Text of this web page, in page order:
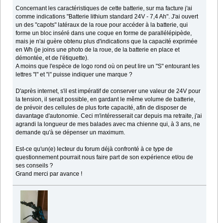
Concernant les caractéristiques de cette batterie, sur ma facture j'ai
comme indications "Batterie lithium standard 24V - 7,4 Ah". J'ai ouvert
un des "capots" latéraux de la roue pour accéder à la batterie, qui
forme un bloc inséré dans une coque en forme de parallélépipède,
mais je n'ai guère obtenu plus d'indications que la capacité exprimée
en Wh (je joins une photo de la roue, de la batterie en place et
démontée, et de l'étiquette).
A moins que l'espèce de logo rond où on peut lire un "S" entourant les
lettres "l" et "i" puisse indiquer une marque ?
D'après internet, s'il est impératif de conserver une valeur de 24V pour
la tension, il serait possible, en gardant le même volume de batterie,
de prévoir des cellules de plus forte capacité, afin de disposer de
davantage d'autonomie. Ceci m'intéresserait car depuis ma retraite, j'ai
agrandi la longueur de mes balades avec ma chienne qui, à 3 ans, ne
demande qu'à se dépenser un maximum.
Est-ce qu'un(e) lecteur du forum déjà confronté à ce type de
questionnement pourrait nous faire part de son expérience et/ou de
ses conseils ?
Grand merci par avance !